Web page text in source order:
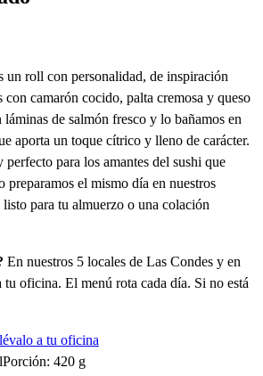
un roll con personalidad, de inspiración
con camarón cocido, palta cremosa y queso
de salmón fresco y lo bañamos en
aporta un toque cítrico y lleno de carácter.
para los amantes del sushi que
preparamos el mismo día en nuestros
para tu almuerzo o una colación
En nuestros 5 locales de Las Condes y en
tu oficina. El menú rota cada día. Si no está
a tu oficina
Porción: 420 g